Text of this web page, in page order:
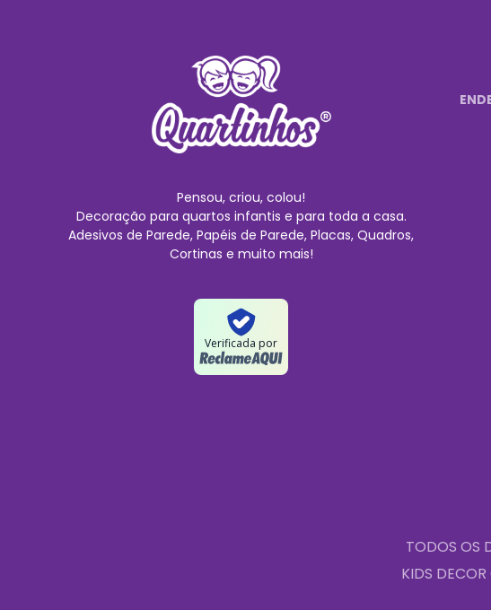
Pensou, criou, colou!
Decoração para quartos infantis e para toda a casa.
Adesivos de Parede, Papéis de Parede, Placas, Quadros,
Cortinas e muito mais!
Verificada por
TODOS OS
KIDS